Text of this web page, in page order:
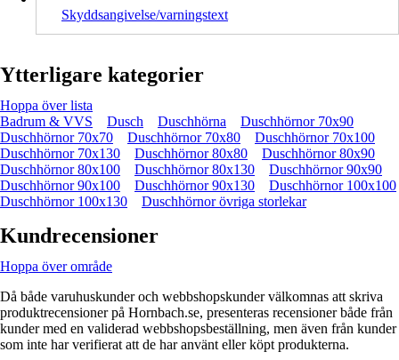
Skyddsangivelse/varningstext
Ytterligare kategorier
Hoppa över lista
Badrum & VVS
Dusch Duschhörna
Duschhörnor 70x90
Duschhörnor 70x70
Duschhörnor 70x80
Duschhörnor 70x100
Duschhörnor 70x130
Duschhörnor 80x80
Duschhörnor 80x90
Duschhörnor 80x100
Duschhörnor 80x130
Duschhörnor 90x90
Duschhörnor 90x100
Duschhörnor 90x130
Duschhörnor 100x100
Duschhörnor 100x130
Duschhörnor övriga storlekar
Kundrecensioner
Hoppa över område
Då både varuhuskunder och webbshopskunder välkomnas att skriva
produktrecensioner på Hornbach.se, presenteras recensioner både från
kunder med en validerad webbshopsbeställning, men även från kunder
som inte har verifierat att de har använt eller köpt produkterna.